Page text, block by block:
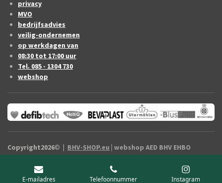
privacy
MVO
bedrijfsadvies
veilig-ondernemen
op werkdagen van
08:30 tot 17:00 uur
Tel. 085 - 1304 730
webshop
Copyright2026© BHV-SHOP.eu | webshop AED BHV EHBO
E-mailadres Telefoonnummer Instagram